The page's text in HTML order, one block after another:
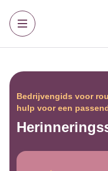
Bedrijvengids voor
hulp voor een